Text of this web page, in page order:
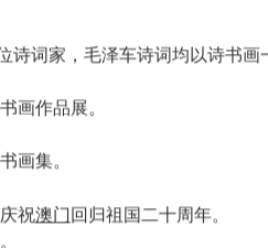
，气势辉宏，目前在中国，东
词家，毛泽车诗词均以诗书画
画作品展。
画集。